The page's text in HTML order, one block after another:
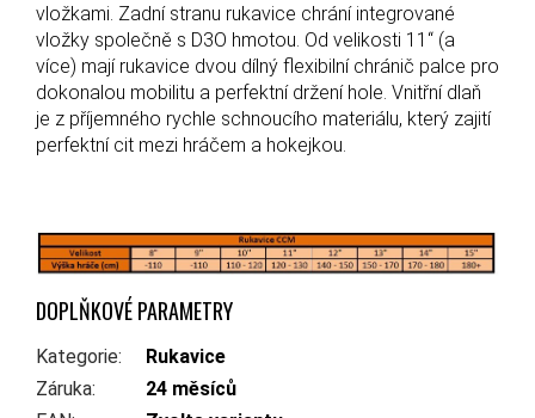
vložkami. Zadní stranu rukavice chrání integrované
vložky společně s D3O hmotou. Od velikosti 11“ (a
více) mají rukavice dvou dílný flexibilní chránič palce pro
dokonalou mobilitu a perfektní držení hole. Vnitřní dlaň
je z příjemného rychle schnoucího materiálu, který zajití
perfektní cit mezi hráčem a hokejkou.
DOPLŇKOVÉ PARAMETRY
Kategorie:
Rukavice
Záruka:
24 měsíců